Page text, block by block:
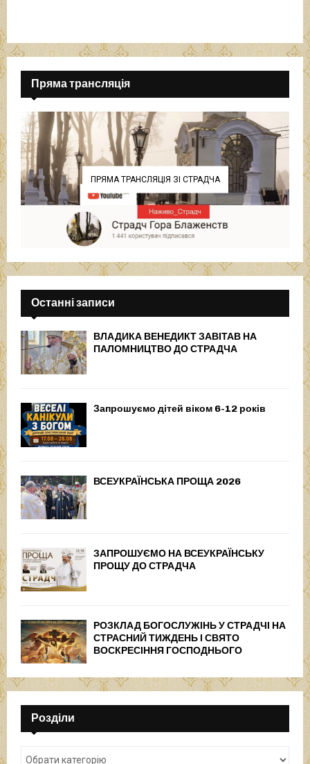
Пряма трансляція
ПРЯМА ТРАНСЛЯЦІЯ ЗІ СТРАДЧА
Останні записи
ВЛАДИКА ВЕНЕДИКТ ЗАВІТАВ НА
ПАЛОМНИЦТВО ДО СТРАДЧА
Запрошуємо дітей віком 6-12 років
ВСЕУКРАЇНСЬКА ПРОЩА 2026
ЗАПРОШУЄМО НА ВСЕУКРАЇНСЬКУ
ПРОЩУ ДО СТРАДЧА
РОЗКЛАД БОГОСЛУЖІНЬ У СТРАДЧІ НА
СТРАСНИЙ ТИЖДЕНЬ І СВЯТО
ВОСКРЕСІННЯ ГОСПОДНЬОГО
Розділи